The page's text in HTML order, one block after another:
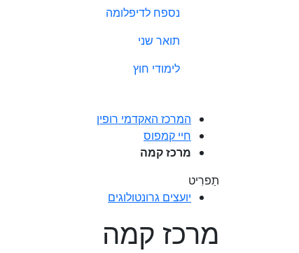
נספח לדיפלומה
תואר שני
לימודי חוץ
המרכז האקדמי רופין
חיי קמפוס
מרכז קמה
תַפרִיט
יועצים גרונטולוגים
מרכז קמה